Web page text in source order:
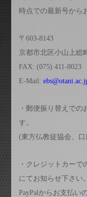
時点での最新号から
〒603-8143
京都市北区小山上
FAX: (075) 411-8023
E-Mail:
・郵便振り替えでの
す。
(東方仏教徒協会、口
・クレジットカー
にてお知らせ下さい。
PayPalからお支払い